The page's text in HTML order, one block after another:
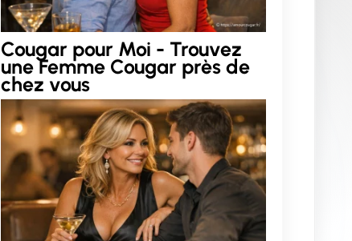
Cougar pour Moi - Trouvez
une Femme Cougar près de
chez vous